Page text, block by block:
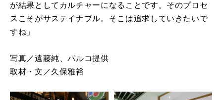
が結果としてカルチャーになることです。そのプロセ
スこそがサステイナブル。そこは追求していきたいで
すね」
写真／遠藤純、パルコ提供
取材・文／久保雅裕